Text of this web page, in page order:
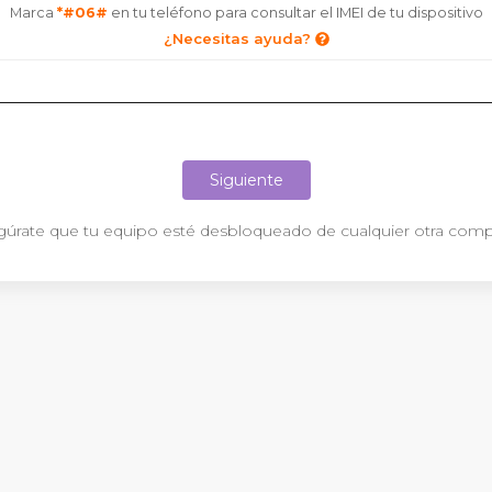
Marca *#06# en tu teléfono para consultar el IMEI de tu dispositivo
¿Necesitas ayuda?
Siguiente
que tu equipo esté desbloqueado de cualquier otra